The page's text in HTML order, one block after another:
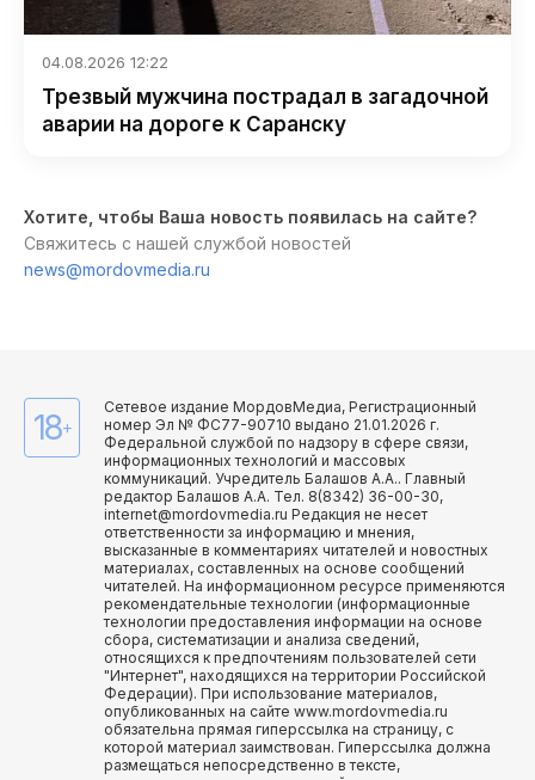
04.08.2026 12:22
Трезвый мужчина пострадал в загадочной
аварии на дороге к Саранску
Хотите, чтобы Ваша новость появилась на сайте?
Свяжитесь с нашей службой новостей
news@mordovmedia.ru
18+
Сетевое издание МордовМедиа, Регистрационный
номер Эл № ФС77-90710 выдано 21.01.2026 г.
Федеральной службой по надзору в сфере связи,
информационных технологий и массовых
коммуникаций. Учредитель Балашов А.А.. Главный
редактор Балашов А.А. Тел. 8(8342) 36-00-30,
internet@mordovmedia.ru Редакция не несет
ответственности за информацию и мнения,
высказанные в комментариях читателей и новостных
материалах, составленных на основе сообщений
читателей. На информационном ресурсе применяются
рекомендательные технологии (информационные
технологии предоставления информации на основе
сбора, систематизации и анализа сведений,
относящихся к предпочтениям пользователей сети
"Интернет", находящихся на территории Российской
Федерации). При использование материалов,
опубликованных на сайте www.mordovmedia.ru
обязательна прямая гиперссылка на страницу, с
которой материал заимствован. Гиперссылка должна
размещаться непосредственно в тексте,